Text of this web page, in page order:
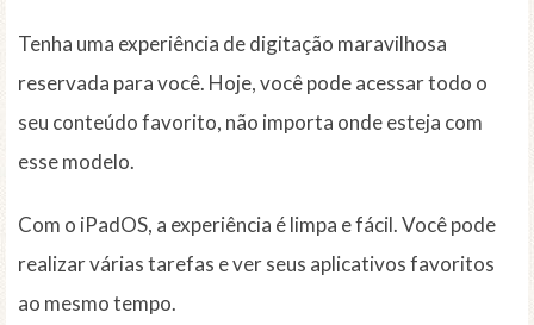
Tenha uma experiência de digitação maravilhosa
reservada para você. Hoje, você pode acessar todo o
seu conteúdo favorito, não importa onde esteja com
esse modelo.
Com o iPadOS, a experiência é limpa e fácil. Você pode
realizar várias tarefas e ver seus aplicativos favoritos
ao mesmo tempo.